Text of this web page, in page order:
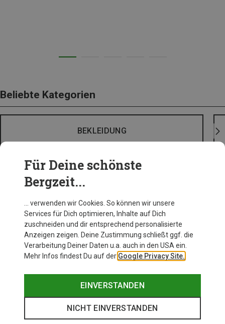
Beliebte Kategorien
BEKLEIDUNG
Für Deine schönste
Bergzeit...
… verwenden wir Cookies. So können wir unsere
Services für Dich optimieren, Inhalte auf Dich
zuschneiden und dir entsprechend personalisierte
Anzeigen zeigen. Deine Zustimmung schließt ggf. die
Verarbeitung Deiner Daten u.a. auch in den USA ein.
Mehr Infos findest Du auf der Google Privacy Site.
EINVERSTANDEN
NICHT EINVERSTANDEN